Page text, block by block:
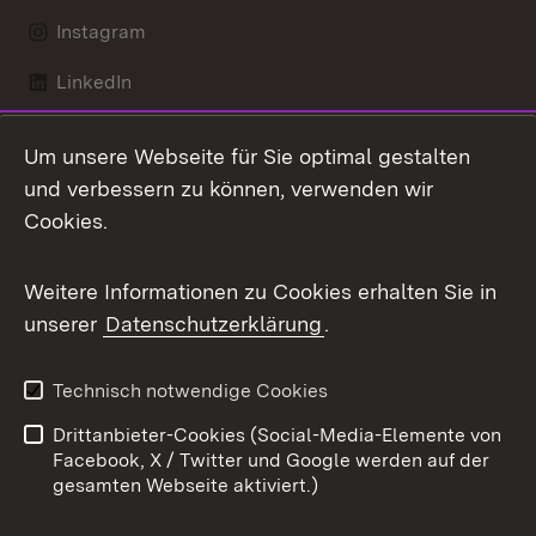
Instagram
LinkedIn
X / Twitter
Youtube
Kontakt
Datenschutz
Barrierefreiheit
Impressum
Cookies
Um unsere Webseite für Sie optimal gestalten
und verbessern zu können, verwenden wir
Cookies.
Weitere Informationen zu Cookies erhalten Sie in
unserer Datenschutzerklärung.
Technisch notwendige Cookies
Drittanbieter-Cookies (Social-Media-Elemente von
Facebook, X / Twitter und Google werden auf der
gesamten Webseite aktiviert.)